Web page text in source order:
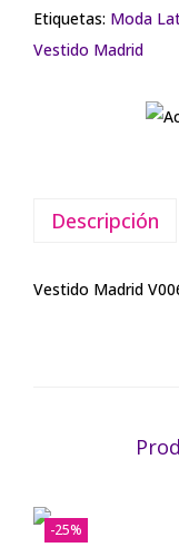
Etiquetas: Moda
Vestido Madrid
Descripción
Vestido Madrid
-25%